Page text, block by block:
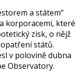
a státem“
korporacemi, které
zisk, o nějž
států.
v polovině dubna
Observatory.